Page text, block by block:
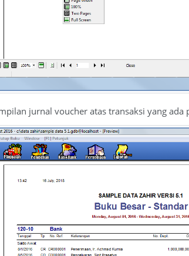
jurnal voucher atas transaksi yang ada